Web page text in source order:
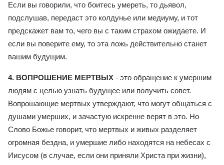
Если вы говорили, что боитесь умереть, то дьявол,
подслушав, передаст это колдунье или медиуму, и тот
предскажет вам то, чего вы с таким страхом ожидаете. И
если вы поверите ему, то эта ложь действительно станет
вашим будущим.
4. ВОПРОШЕНИЕ МЕРТВЫХ - это обращение к умершим
людям с целью узнать будущее или получить совет.
Вопрошающие мертвых утверждают, что могут общаться с
душами умерших, и зачастую искренне верят в это. Но
Слово Божье говорит, что мертвых и живых разделяет
огромная бездна, и умершие либо находятся на небесах с
Иисусом (в случае, если они приняли Христа при жизни),